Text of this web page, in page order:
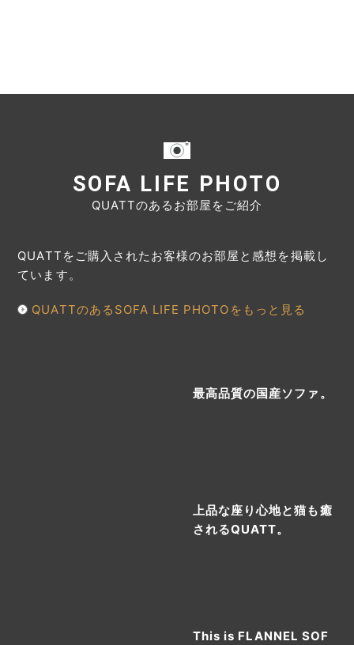
SOFA LIFE PHOTO
QUATTのあるお部屋をご紹介
QUATTをご購入されたお客様のお部屋と感想を掲載し
ています。
QUATTのあるSOFA LIFE PHOTOをもっと見る
最高品質の国産ソファ。
上品な座り心地と猫も癒
されるQUATT。
This is FLANNEL SOF